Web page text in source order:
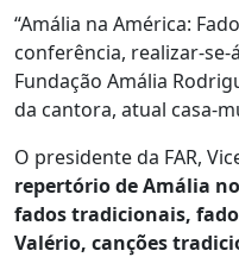
“Amália na América:
conferência, realizar-se-
Fundação Amália
da cantora, atual casa-
O presidente da FAR,
repertório de Amália
fados tradicionais,
Valério, canções